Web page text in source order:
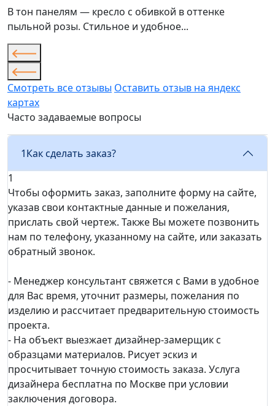
В тон панелям — кресло с обивкой в оттенке
пыльной розы. Стильное и удобное...
Смотреть все отзывы Оставить отзыв на яндекс
картах
Часто задаваемые вопросы
1Как сделать заказ?
1
Чтобы оформить заказ, заполните форму на сайте,
указав свои контактные данные и пожелания,
прислать свой чертеж. Также Вы можете позвонить
нам по телефону, указанному на сайте, или заказать
обратный звонок.
- Менеджер консультант свяжется с Вами в удобное
для Вас время, уточнит размеры, пожелания по
изделию и рассчитает предварительную стоимость
проекта.
- На объект выезжает дизайнер-замерщик с
образцами материалов. Рисует эскиз и
просчитывает точную стоимость заказа. Услуга
дизайнера бесплатна по Москве при условии
заключения договора.